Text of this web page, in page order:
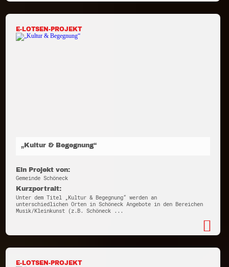
E-LOTSEN-PROJEKT
„Kultur & Begegnung“
Ein Projekt von:
Gemeinde Schöneck
Kurzportrait:
Unter dem Titel „Kultur & Begegnung“ werden an
unterschiedlichen Orten in Schöneck Angebote in den Bereichen
Musik/Kleinkunst (z.B. Schöneck ...
E-LOTSEN-PROJEKT